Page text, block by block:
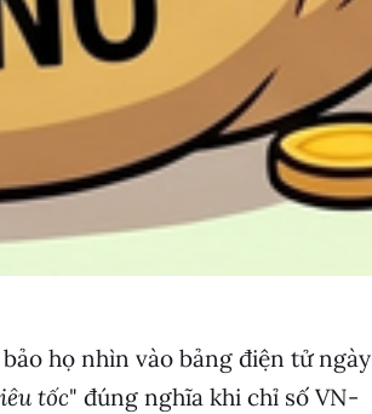
họ nhìn vào bảng điện tử ngày
tốc" đúng nghĩa khi chỉ số VN-